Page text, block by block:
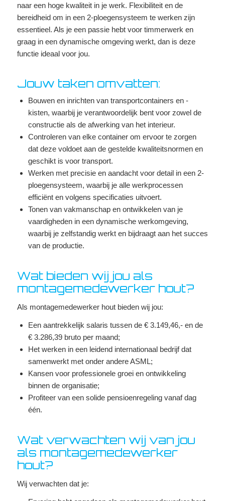
naar een hoge kwaliteit in je werk. Flexibiliteit en de
bereidheid om in een 2-ploegensysteem te werken zijn
essentieel. Als je een passie hebt voor timmerwerk en
graag in een dynamische omgeving werkt, dan is deze
functie ideaal voor jou.
Jouw taken omvatten:
Bouwen en inrichten van transportcontainers en -
kisten, waarbij je verantwoordelijk bent voor zowel de
constructie als de afwerking van het interieur.
Controleren van elke container om ervoor te zorgen
dat deze voldoet aan de gestelde kwaliteitsnormen en
geschikt is voor transport.
Werken met precisie en aandacht voor detail in een 2-
ploegensysteem, waarbij je alle werkprocessen
efficiënt en volgens specificaties uitvoert.
Tonen van vakmanschap en ontwikkelen van je
vaardigheden in een dynamische werkomgeving,
waarbij je zelfstandig werkt en bijdraagt aan het succes
van de productie.
Wat bieden wij jou als
montagemedewerker hout?
Als montagemedewerker hout bieden wij jou:
Een aantrekkelijk salaris tussen de € 3.149,46,- en de
€ 3.286,39 bruto per maand;
Het werken in een leidend internationaal bedrijf dat
samenwerkt met onder andere ASML;
Kansen voor professionele groei en ontwikkeling
binnen de organisatie;
Profiteer van een solide pensioenregeling vanaf dag
één.
Wat verwachten wij van jou
als montagemedewerker
hout?
Wij verwachten dat je: